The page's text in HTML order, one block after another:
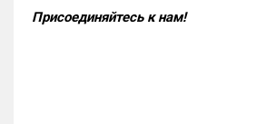
Присоединяйтесь к нам!